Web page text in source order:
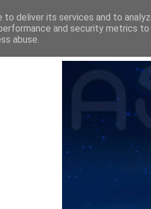
deliver its services and to
and security metrics
abuse.